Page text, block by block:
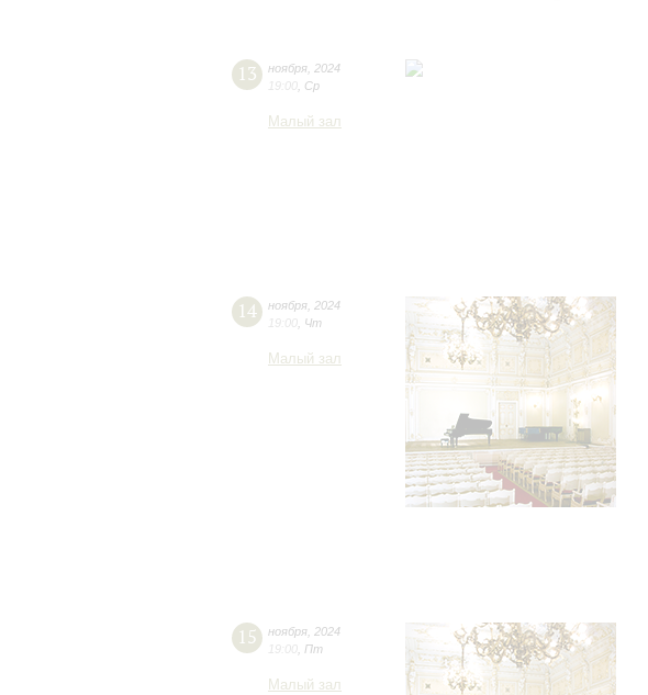
13 ноября 2024
19:00 Ср
Малый зал
14 ноября 2024
19:00 Чт
Малый зал
15 ноября 2024
19:00 Пт
Малый зал